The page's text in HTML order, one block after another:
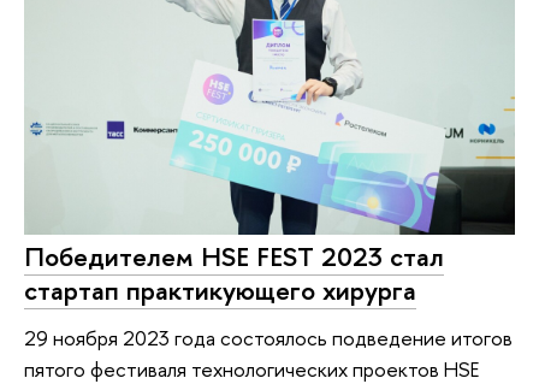
Победителем HSE FEST 2023 стал
стартап практикующего хирурга
29 ноября 2023 года состоялось подведение итогов
пятого фестиваля технологических проектов HSE